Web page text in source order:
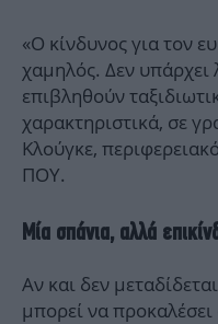
«Ο κίνδυνος για τον
χαμηλός. Δεν υπάρχει
επιβληθούν
χαρακτηριστικά, σε
Κλούγκε,
ΠΟΥ.
Μία σπάνια, αλλά
Αν και δεν
μπορεί να